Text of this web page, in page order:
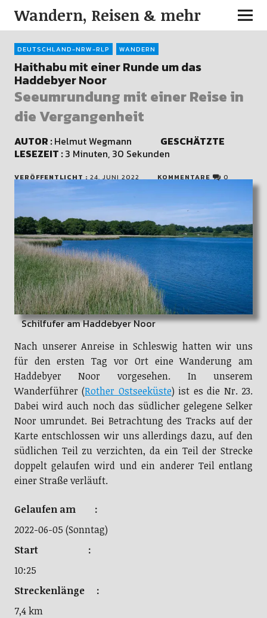
Wandern, Reisen & mehr
DEUTSCHLAND-NRW-RLP WANDERN
Haithabu mit einer Runde um das
Haddebyer Noor
Seeumrundung mit einer Reise in
die Vergangenheit
AUTOR :Helmut Wegmann GESCHÄTZTE
LESEZEIT :3 Minuten, 30 Sekunden
VERÖFFENTLICHT : 24. JUNI 2022 KOMMENTARE 0
Schilfufer am Haddebyer Noor
Nach unserer Anreise in Schleswig hatten wir uns
für den ersten Tag vor Ort eine Wanderung am
Haddebyer Noor vorgesehen. In unserem
Wanderführer (Rother Ostseeküste) ist es die Nr. 23.
Dabei wird auch noch das südlicher gelegene Selker
Noor umrundet. Bei Betrachtung des Tracks auf der
Karte entschlossen wir uns allerdings dazu, auf den
südlichen Teil zu verzichten, da ein Teil der Strecke
doppelt gelaufen wird und ein anderer Teil entlang
einer Straße verläuft.
Gelaufen am :
2022-06-05 (Sonntag)
Start :
10:25
Streckenlänge :
7,4 km